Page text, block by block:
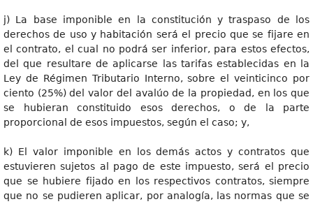
j) La base imponible en la constitución y traspaso de los
derechos de uso y habitación será el precio que se fijare en
el contrato, el cual no podrá ser inferior, para estos efectos,
del que resultare de aplicarse las tarifas establecidas en la
Ley de Régimen Tributario Interno, sobre el veinticinco por
ciento (25%) del valor del avalúo de la propiedad, en los que
se hubieran constituido esos derechos, o de la parte
proporcional de esos impuestos, según el caso; y,
k) El valor imponible en los demás actos y contratos que
estuvieren sujetos al pago de este impuesto, será el precio
que se hubiere fijado en los respectivos contratos, siempre
que no se pudieren aplicar, por analogía, las normas que se